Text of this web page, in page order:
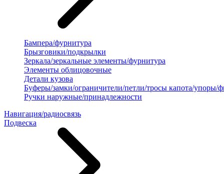
Бампера/фурнитура
Брызговики/подкрылки
Зеркала/зеркальные элементы/фурнитура
Элементы облицовочные
Детали кузова
Буферы/замки/ограничители/петли/тросы капота/упоры/
Ручки наружные/принадлежности
Навигация/радиосвязь
Подвеска